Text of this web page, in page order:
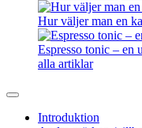
Hur väljer man en
Espresso tonic – en
alla artiklar
Introduktion